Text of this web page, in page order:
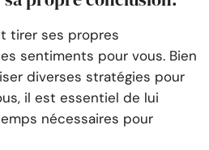
tirer ses propres
sentiments pour vous. Bien
diverses stratégies pour
il est essentiel de lui
nécessaires pour